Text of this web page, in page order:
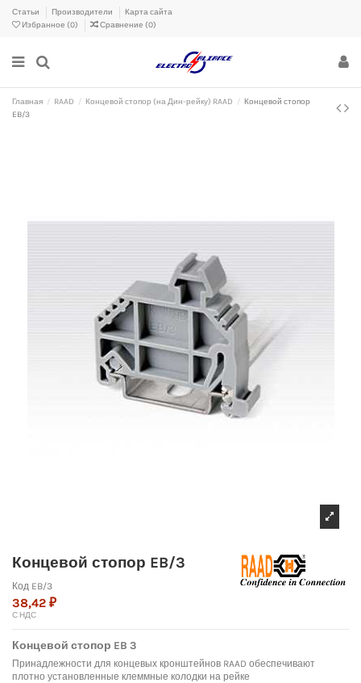
Статьи Производители
Карта сайта
Избранное (0) Сравнение (0)
Главная RAAD Концевой стопор (на Дин-рейку) RAAD
Концевой стопор
EB/3
Концевой стопор EB/3
Код EB/3
38,42 ₽
С НДС
Концевой стопор EB 3
Принадлежности для концевых кронштейнов RAAD обеспечивают
плотно установленные клеммные колодки на рейке